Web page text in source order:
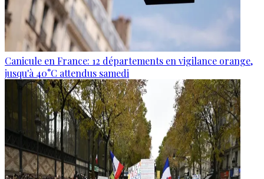
Canicule en France: 12 départements en vigilance orange,
jusqu'à 40°C attendus samedi